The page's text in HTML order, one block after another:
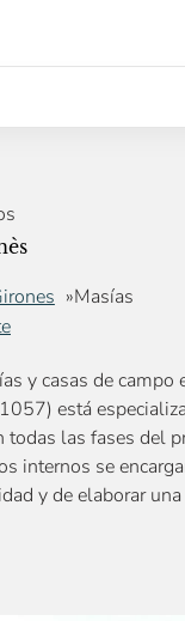
Masías
y casas de
está
las fases del
internos se
y de elaborar